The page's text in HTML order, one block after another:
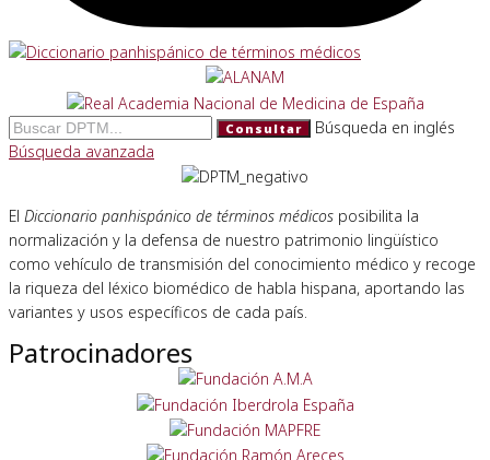
Consultar
Búsqueda en inglés
Búsqueda avanzada
El Diccionario panhispánico de términos médicos posibilita la
normalización y la defensa de nuestro patrimonio lingüístico
como vehículo de transmisión del conocimiento médico y recoge
la riqueza del léxico biomédico de habla hispana, aportando las
variantes y usos específicos de cada país.
Patrocinadores